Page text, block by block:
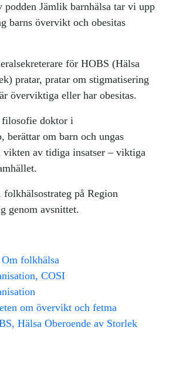
podden Jämlik barnhälsa tar vi upp
barns övervikt och obesitas
för HOBS (Hälsa
pratar, pratar om stigmatisering
överviktiga eller har obesitas.
filosofie doktor i
berättar om barn och ungas
av tidiga insatser – viktiga
på Region
genom avsnittet.
folkhälsa
COSI
om övervikt och fetma
Hälsa Oberoende av Storlek